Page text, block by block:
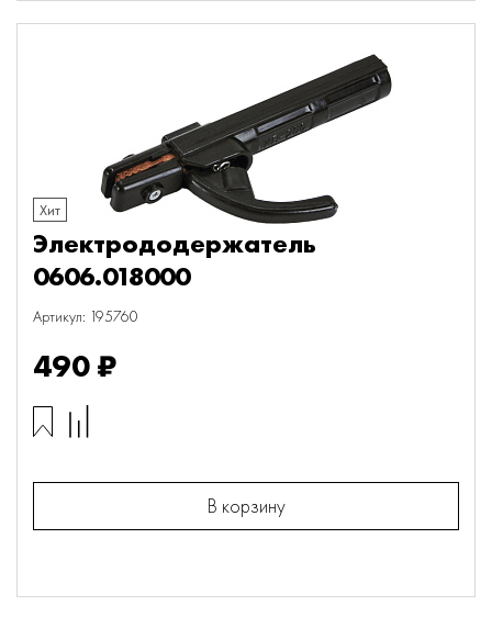
Хит
Электрододержатель
0606.018000
Артикул: 195760
490 ₽
В корзину